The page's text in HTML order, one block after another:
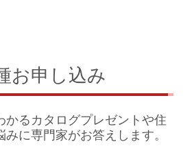
お申し込み
かるカタログプレゼントや住
みに専門家がお答えします。